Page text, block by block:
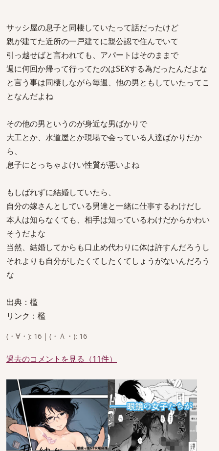
サッシ屋の息子と同棲していたって話だったけど
親が建てた近所の一戸建てに親公認で住んでいて
引っ越せばと言われても、アパートはそのままで
週に何回か帰って行ってたのはSEXする為だったんだよな
と言う事は同棲しながら毎週、他の男ともしていたってこ
となんだよね
その他の男というのが身近な男ばかりで
大工とか、水道屋とか現場で会っている人達ばかりだか
ら、
息子にとっちゃよけい性質が悪いよね
もしばれずに結婚していたら、
自分の嫁さんとしている男達と一緒に仕事するわけだし
本人は知らなくても、相手は知っているわけだからかわい
そうだよな
当然、結婚してからも口止め代わりに体は許すんだろうし
それよりも自分がしたくてしたくてしょうがないんだろう
な
出典：檻
リンク：檻
(・∀・): 16 | (・Ａ・): 16
過去のコメントを見る（11件）